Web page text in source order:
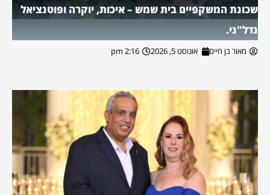
שכונת המשקפיים בית שמש – איכות, יוקרה ופוטנציאל
נדל"ני.
מאור בן חיים אוגוסט 5, 2026 2:16 pm